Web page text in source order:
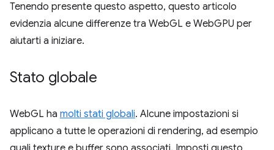
Tenendo presente questo aspetto, questo articolo
evidenzia alcune differenze tra WebGL e WebGPU per
aiutarti a iniziare.
Stato globale
WebGL ha molti stati globali. Alcune impostazioni si
applicano a tutte le operazioni di rendering, ad esempio